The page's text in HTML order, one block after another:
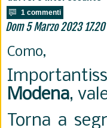
1 commenti
Dom 5 Marzo 2023 17.20
Como,
Modena,
Torna a